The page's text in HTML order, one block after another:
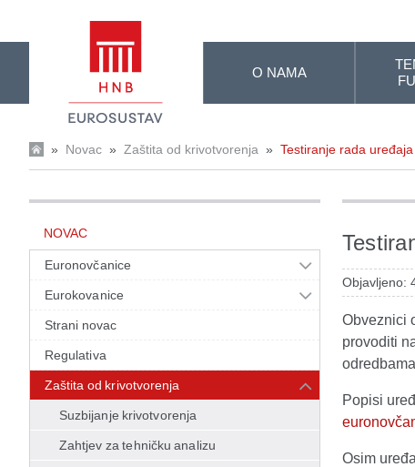
O NAMA
» Novac » Zaštita od krivotvorenja » Testiranje rada uređaja
NOVAC
Euronovčanice
Eurokovanice
Strani novac
Regulativa
Zaštita od krivotvorenja
Suzbijanje krivotvorenja
Zahtjev za tehničku analizu
Objavljeno:
Obveznici
provoditi
Popisi
Osim